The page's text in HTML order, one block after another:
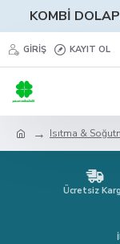
KOMBİ
GIRIŞ KAYIT OL
Isıtma &
Ücretsiz